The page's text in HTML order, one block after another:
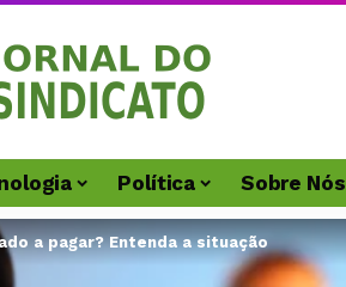
Política Sobre Nós
a pagar? Entenda a situação